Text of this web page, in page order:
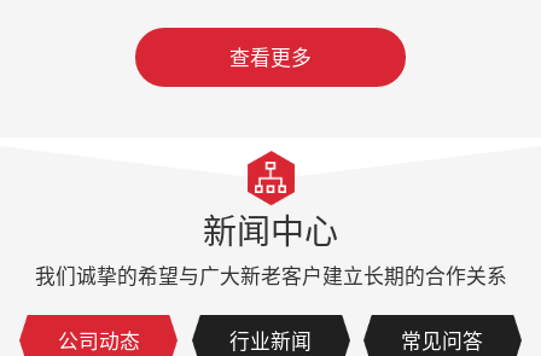
查看更多
新闻中心
我们诚挚的希望与广大新老客户建立长期的合作关系
公司动态 行业新闻 常见问答